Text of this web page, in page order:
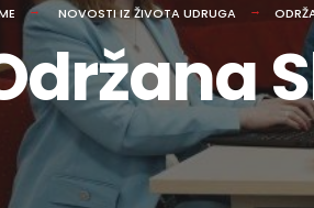
NOVOSTI IZ ŽIVOTA UDRUGA